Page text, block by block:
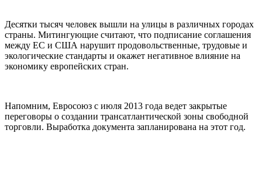
Десятки тысяч человек вышли на улицы в различных городах
страны. Митингующие считают, что подписание соглашения
между ЕС и США нарушит продовольственные, трудовые и
экологические стандарты и окажет негативное влияние на
экономику европейских стран.
Напомним, Евросоюз с июля 2013 года ведет закрытые
переговоры о создании трансатлантической зоны свободной
торговли. Выработка документа запланирована на этот год.